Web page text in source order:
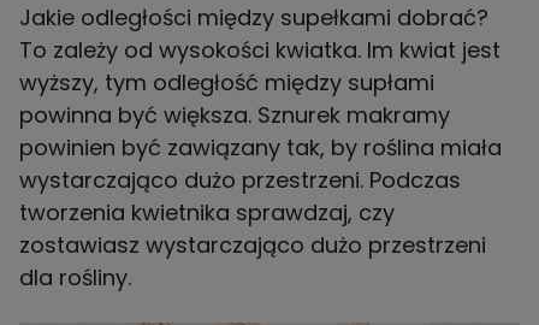
Jakie odległości między supełkami dobrać?
To zależy od wysokości kwiatka. Im kwiat jest
wyższy, tym odległość między supłami
powinna być większa. Sznurek makramy
powinien być zawiązany tak, by roślina miała
wystarczająco dużo przestrzeni. Podczas
tworzenia kwietnika sprawdzaj, czy
zostawiasz wystarczająco dużo przestrzeni
dla rośliny.